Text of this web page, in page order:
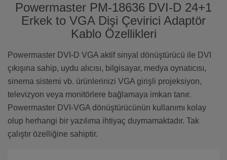
Powermaster PM-18636 DVI-D 24+1
Erkek to VGA Dişi Çevirici Adaptör
Kablo Özellikleri
‍Powermaster DVI-D VGA aktif sinyal dönüştürücü ile DVI
çıkışına sahip, uydu alıcısı, bilgisayar, medya oynatıcısı,
sinema sistemi vb. ürünlerinizi VGA girişli projeksiyon,
televizyon veya monitörlere bağlamaya imkan tanır.
Powermaster DVI-VGA dönüştürücünün kullanımı kolay
olup herhangi bir yazılıma ihtiyaç duymamaktadır. Tak
çalıştır özelliğine sahiptir.